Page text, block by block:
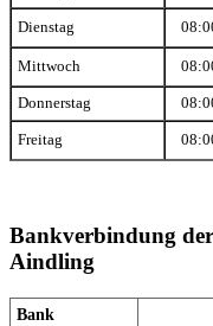
Dienstag
Mittwoch
Donnerstag
Freitag
Bankverbindung
Aindling
Bank